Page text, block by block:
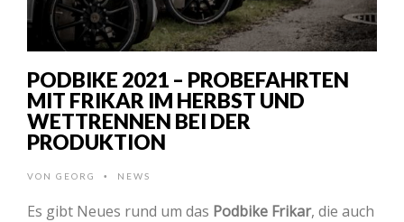
PODBIKE 2021 – PROBEFAHRTEN
MIT FRIKAR IM HERBST UND
WETTRENNEN BEI DER
PRODUKTION
VON GEORG • NEWS
Es gibt Neues rund um das Podbike Frikar, die auch